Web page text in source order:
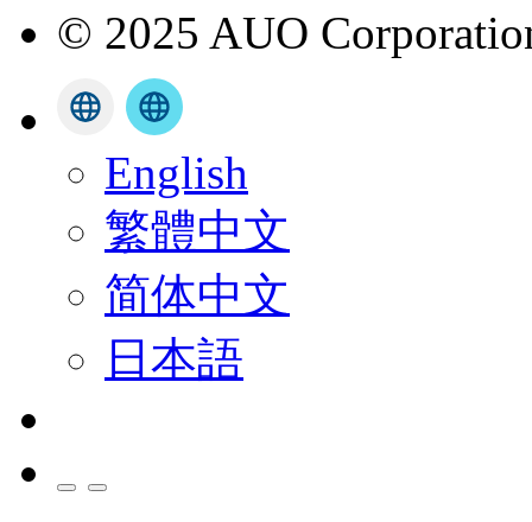
© 2025 AUO
English
繁體中文
简体中文
日本語